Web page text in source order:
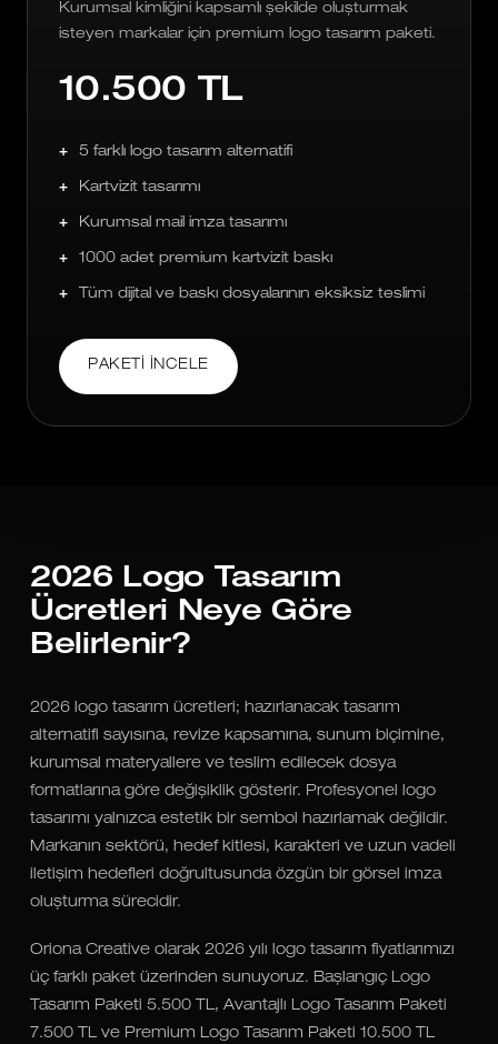
Kurumsal kimliğini kapsamlı şekilde oluşturmak
isteyen markalar için premium logo tasarım paketi.
10.500 TL
5 farklı logo tasarım alternatifi
Kartvizit tasarımı
Kurumsal mail imza tasarımı
1000 adet premium kartvizit baskı
Tüm dijital ve baskı dosyalarının eksiksiz teslimi
PAKETI İNCELE
2026 Logo Tasarım
Ücretleri Neye Göre
Belirlenir?
2026 logo tasarım ücretleri; hazırlanacak tasarım
alternatifi sayısına, revize kapsamına, sunum biçimine,
kurumsal materyallere ve teslim edilecek dosya
formatlarına göre değişiklik gösterir. Profesyonel logo
tasarımı yalnızca estetik bir sembol hazırlamak değildir.
Markanın sektörü, hedef kitlesi, karakteri ve uzun vadeli
iletişim hedefleri doğrultusunda özgün bir görsel imza
oluşturma sürecidir.
Oriona Creative olarak 2026 yılı logo tasarım fiyatlarımızı
üç farklı paket üzerinden sunuyoruz. Başlangıç Logo
Tasarım Paketi 5.500 TL, Avantajlı Logo Tasarım Paketi
7.500 TL ve Premium Logo Tasarım Paketi 10.500 TL